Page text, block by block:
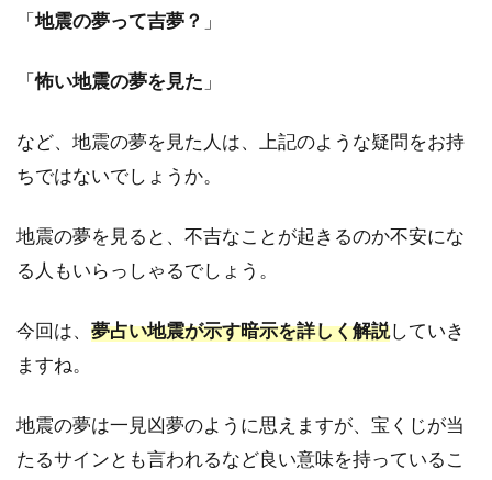
「地震の夢って吉夢？ 」
「怖い地震の夢を見た 」
など、地震の夢を見た人は、上記のような疑問をお持
ちではないでしょうか。
地震の夢を見ると、不吉なことが起きるのか不安にな
る人もいらっしゃるでしょう。
今回は、 夢占い地震が示す暗示を詳しく解説していき
ますね。
地震の夢は一見凶夢のように思えますが、宝くじが当
たるサインとも言われるなど良い意味を持っているこ